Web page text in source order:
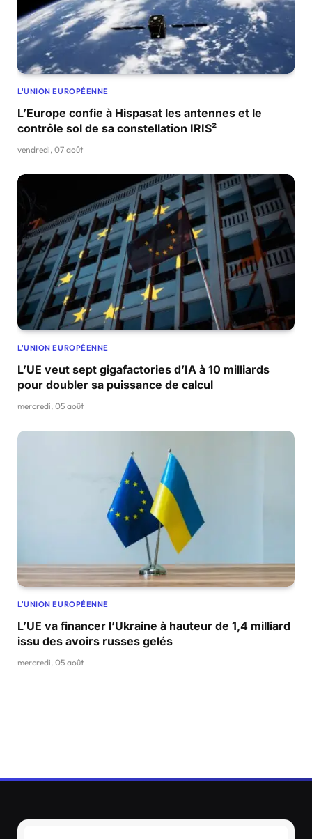
L'UNION EUROPÉENNE
L’Europe confie à Hispasat les antennes et le
contrôle sol de sa constellation IRIS²
vendredi, 07 août
L'UNION EUROPÉENNE
L’UE veut sept gigafactories d’IA à 10 milliards
pour doubler sa puissance de calcul
mercredi, 05 août
L'UNION EUROPÉENNE
L’UE va financer l’Ukraine à hauteur de 1,4 milliard
issu des avoirs russes gelés
mercredi, 05 août